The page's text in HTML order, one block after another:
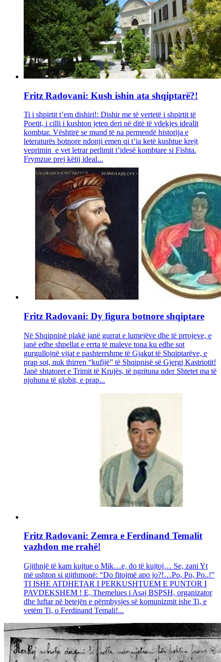
Fritz Radovani: Kush ishin ata shqiptarë?!
Ti i shpirtit t’em dishiri!: Dishir me të vertetë i shpirtit të
Poetit, i cilli i kushton jeten deri në ditë të vdekjes idealit
kombtar. Vështirë se mund të na permendë historija e
leteraturës botnore ndonji emen qi t’ia ketë kushtue krejt
veprimin e vet letrar perlimit t’idesë kombtare si Fishta.
Frymzue prej këtij ideal...
Fritz Radovani: Dy figura botnore shqiptare
Në Shqipninë plakë janë gurrat e lumejëve dhe të prrojeve, e
janë edhe shpellat e errta të maleve tona ku edhe sot
gurgullojnë vijat e pashterrshme të Gjakut të Shqiptarëve, e
prap sot, nuk thirren “kufijë” të Shqipnisë së Gjergj Kastriotit!
Janë shtatoret e Trimit të Krujës, të ngrituna nder Shtetet ma të
njohuna të globit, e prap...
Fritz Radovani: Zemra e Ferdinand Temalit
vazhdon me rrahë!
Gjithnjë të kam kujtue o Mik…e, do të kujtoj… Se, zani Yt
më ushton si gjithmonë: “Do fitojmë apo jo?!…Po, Po, Po..!”
TI ISHE ATDHETAR I PERKUSHTUEM E PUNTOR I
PAVDEKSHEM ! E, Themelues i Asaj BSPSH, organizator
dhe luftar në betejën e përmbysjes së komunizmit ishe Ti, e
vetëm Ti, o Ferdinand Temali!...